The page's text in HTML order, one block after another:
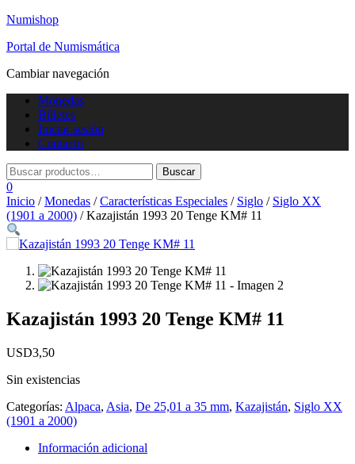
Numishop
Portal de Numismática
Cambiar navegación
Monedas
Billetes
Iniciar sesión
Contacto
0
Inicio /Monedas /Características Especiales / Siglo / Siglo XX
(1901 a 2000) / Kazajistán 1993 20 Tenge KM# 11
Kazajistán 1993 20 Tenge KM# 11
USD3,50
Sin existencias
Categorías: Alpaca, Asia, De 25,01 a 35 mm, Kazajistán, Siglo XX
(1901 a 2000)
Información adicional